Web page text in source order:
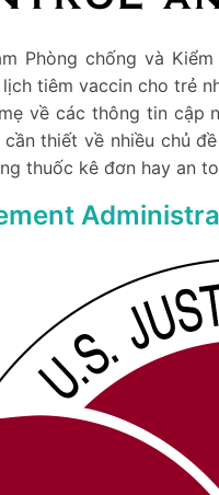
Phòng chống và
tiêm vaccin cho trẻ
về các thông tin cập
thiết về nhiều chủ
thuốc kê đơn hay an